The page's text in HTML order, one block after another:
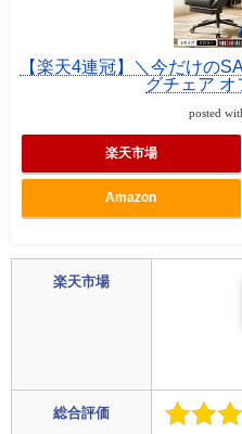
【楽天4連冠】＼今だけの
グチェア オ
posted
楽天市場
Amazon
楽天市場
総合評価